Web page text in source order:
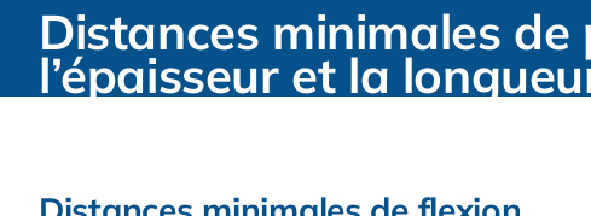
Distances minimales de
l’épaisseur et la